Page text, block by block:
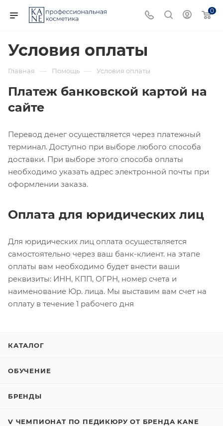
0
Условия оплаты
Главная — Помощь — Условия оплаты
Платеж банковской картой на
сайте
Перевод денег осуществляется через платежный
терминал. Доступно при выборе любого способа
доставки. При выборе этого способа оплаты
необходимо указать адрес электронной почты при
оформлении заказа.
Оплата для юридических лиц
Для юридических лиц оплата осуществляется
самостоятельно через ваш банк-клиент. на этапе
оплаты вам необходимо будет внести ваши
реквизиты: ИНН, КПП, ОГРН, номер счета и
наименование Юр. лица. Мы выставим вам счет на
оплату в течение 1 рабочего дня
КАТАЛОГ
ОБУЧЕНИЕ
БРЕНДЫ
V ЧЕМПИОНАТ ПО ПЕДИКЮРУ ОТ БРЕНДА KANE